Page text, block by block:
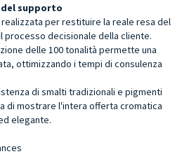
supporto
per restituire la reale resa del
decisionale della cliente.
delle 100 tonalità permette una
ottimizzando i tempi di consulenza
di smalti tradizionali e pigmenti
di mostrare l'intera offerta cromatica
elegante.